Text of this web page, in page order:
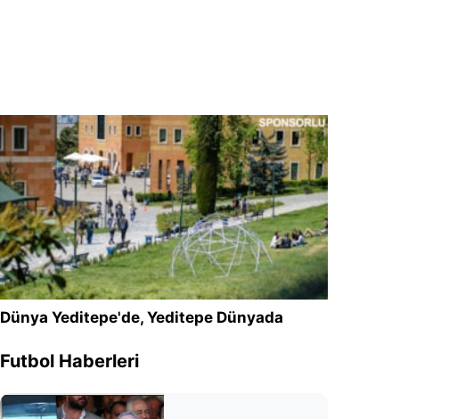
Dünya Yeditepe'de, Yeditepe Dünyada
Futbol Haberleri